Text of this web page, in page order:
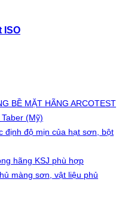
ISO
BỀ MẶT HÃNG ARCOTEST
(Mỹ)
định độ mịn của hạt sơn, bột
hãng KSJ phù hợp
màng sơn, vật liệu phủ